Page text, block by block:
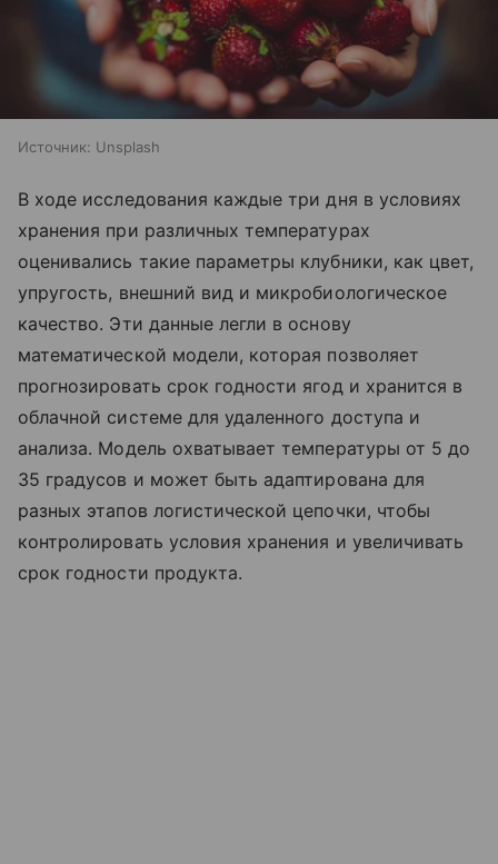
Источник: Unsplash
В ходе исследования каждые три дня в условиях
хранения при различных температурах
оценивались такие параметры клубники, как цвет,
упругость, внешний вид и микробиологическое
качество. Эти данные легли в основу
математической модели, которая позволяет
прогнозировать срок годности ягод и хранится в
облачной системе для удаленного доступа и
анализа. Модель охватывает температуры от 5 до
35 градусов и может быть адаптирована для
разных этапов логистической цепочки, чтобы
контролировать условия хранения и увеличивать
срок годности продукта.